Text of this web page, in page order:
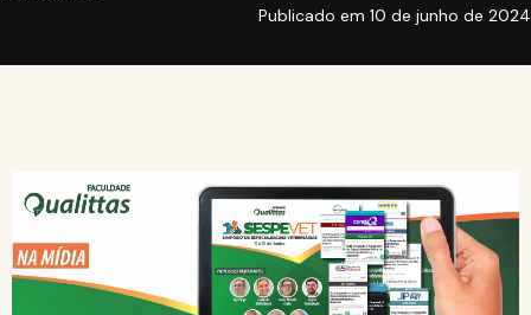
Publicado em 10 de junho de 2024